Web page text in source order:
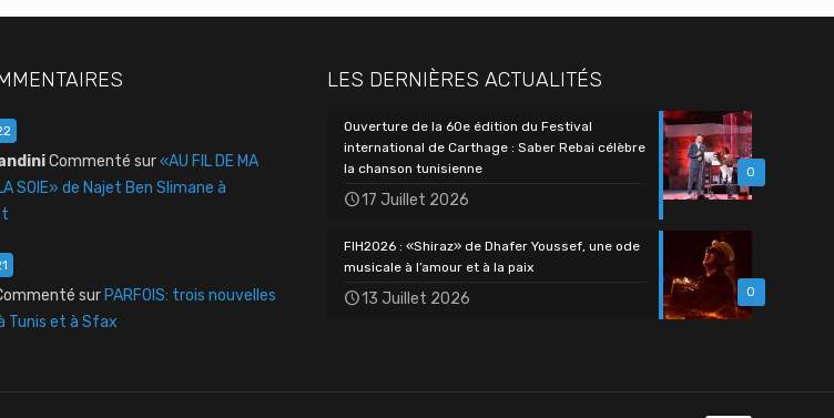
Commenté sur«AU FIL DE MA
SOIE» de Najet Ben Slimane à
sur PARFOIS: trois nouvelles
Tunis et à Sfax
LES DERNIÈRES ACTUALITÉS
0
Ouverture de la 60e édition du Festival
international de Carthage : Saber Rebai célèbre
la chanson tunisienne
17 Juillet 2026
0
FIH2026 : «Shiraz» de Dhafer Youssef, une ode
musicale à l’amour et à la paix
13 Juillet 2026